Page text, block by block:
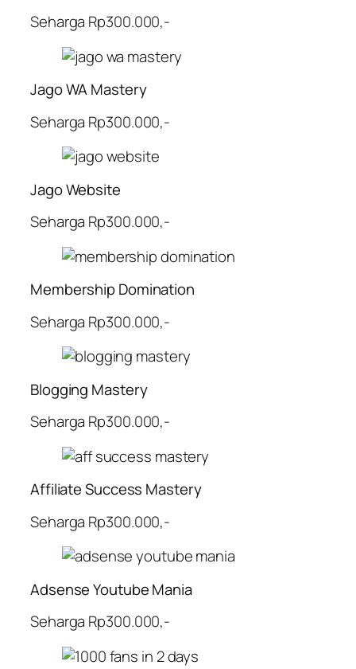
Seharga Rp300.000,-
Jago WA Mastery
Seharga Rp300.000,-
Jago Website
Seharga Rp300.000,-
Membership Domination
Seharga Rp300.000,-
Blogging Mastery
Seharga Rp300.000,-
Affiliate Success Mastery
Seharga Rp300.000,-
Adsense Youtube Mania
Seharga Rp300.000,-